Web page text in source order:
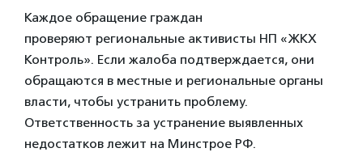
Каждое обращение граждан
проверяют региональные активисты НП «ЖКХ
Контроль». Если жалоба подтверждается, они
обращаются в местные и региональные органы
власти, чтобы устранить проблему.
Ответственность за устранение выявленных
недостатков лежит на Минстрое РФ.